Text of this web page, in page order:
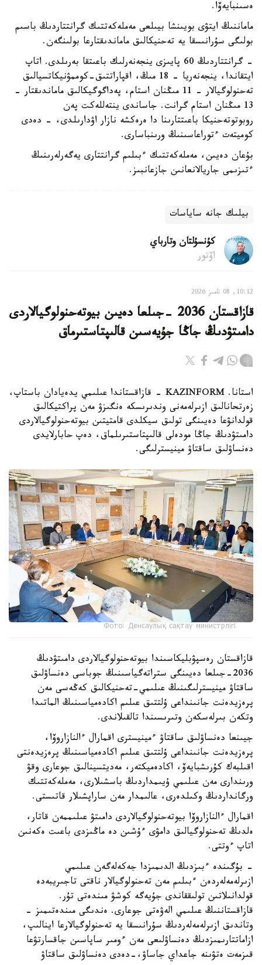
ەسىنبايەۆا.
ماماننىڭ ايتۋى بويىنشا بيىلعى مەملەكەتتىك گرانتتاردىڭ باسىم
بولىگى سۇرانىسقا يە تەحنيكالىق ماماندىقتارعا بولىنگەن.
- گرانتتاردىڭ 60 پايىزى ينجەنەرلىك باعىتقا بەرىلدى. اتاپ
ايتقاندا، ينجەنەريا - 18 مىڭ، اقپاراتتىق-كوممۋنيكاتسيالىق
تەحنولوگيالار - 11 مىڭنان استام، پەداگوگيكالىق ماماندىقتار -
13 مىڭنان استام گرانت. جاساندى ينتەللەكت پەن
روبوتوتەحنيكا باعىتتارىنا دا ەرەكشە نازار اۋدارىلدى، - دەدى
كوميتەت ءتوراعاسىنىڭ ورىنباسارى.
بۇعان دەيىن، مەملەكەتتىك ءبىلىم گرانتتارى يەگەرلەرىنىڭ
ءتىزىمى جاريالانعانىن جازعانبىز.
بيلىك جانە ساياسات
كۇنسۇلتان وتارباي
اۆتور
10:12, 08 تامىز 2026
قازاقستان 2036 -جىلعا دەيىن بيوتەحنولوگيالاردى
دامىتۋدىڭ جاڭا جۇيەسىن قالىپتاستىرماق
استانا. KAZINFORM - قازاقستاندا عىلىمي يدەيادان باستاپ،
زەرتحانالىق ازىرلەمەنى وندىرىسكە ەنگىزۋ مەن پراكتيكالىق
قولدانۋعا دەيىنگى تولىق سيكلدى قامتيتىن بيوتەحنولوگيالاردى
دامىتۋدىڭ جاڭا مودەلى قالىپتاستىرىلماق، دەپ حابارلايدى
دەنساۋلىق ساقتاۋ مينيسترلىگى.
Фото: Денсаулық сақтау министрлігі
قازاقستان رەسپۋبليكاسىندا بيوتەحنولوگيالاردى دامىتۋدىڭ
2036-جىلعا دەيىنگى ستراتەگياسىنىڭ جوباسى دەنساۋلىق
ساقتاۋ مينيسترلىگىنىڭ عىلىمي-تەحنيكالىق كەڭەسى مەن
پرەزيدەنت جانىنداعى ۇلتتىق عىلىم اكادەمياسىنىڭ الماتىدا
وتكەن بىرلەسكەن وتىرىسىندا تالقىلاندى.
جيىنعا دەنساۋلىق ساقتاۋ ءمينيسترى اقمارال ءالنازاروۆا،
پرەزيدەنت جانىنداعى ۇلتتىق عىلىم اكادەمياسىنىڭ پرەزيدەنتى
اقىلبەك كۇرىشبايەۆ، اكادەميكتەر، مەديتسينالىق جوعارى وقۋ
ورىندارى مەن عىلىمي ۇيىمداردىڭ باسشىلارى، مەملەكەتتىك
ورگانداردىڭ وكىلدەرى، عالىمدار مەن ساراپشىلار قاتىستى.
اقمارال ءالنازاروۆا بيوتەحنولوگيالاردى دامىتۋ عىلىممەن قاتار،
ەلدىڭ تەحنولوگيالىق دامۋى ءۇشىن دە ماڭىزدى باعىت ەكەنىن
اتاپ ءوتتى.
- بۇگىندە ءبىزدىڭ الدىمىزدا جەكەلەگەن عىلىمي
ازىرلەمەلەردەن ءبىلىم مەن تەحنولوگيالار ناقتى تاجىريبەدە
قولدانىلاتىن تولىققاندى جۇيەگە كوشۋ مىندەتى تۇر.
قازاقستاننىڭ عىلىمي الەۋەتى جوعارى. ەندىگى مىندەتىمىز -
وتاندىق ازىرلەمەلەردىڭ سۇرانىسقا يە تەحنولوگيالارعا اينالىپ،
ازاماتتارىمىزدىڭ دەنساۋلىعى مەن ءومىر ساپاسىن جاقسارتۋعا
قىزمەت ەتۋىنە جاعداي جاساۋ،-دەدى دەنساۋلىق ساقتاۋ